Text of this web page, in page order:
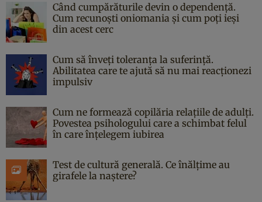
Când cumpărăturile devin o dependență.
Cum recunoști oniomania și cum poți ieși
din acest cerc
Cum să înveți toleranța la suferință.
Abilitatea care te ajută să nu mai reacționezi
impulsiv
Cum ne formează copilăria relațiile de adulți.
Povestea psihologului care a schimbat felul
în care înțelegem iubirea
Test de cultură generală. Ce înălțime au
girafele la naștere?